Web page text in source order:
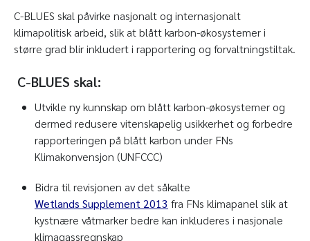
C-BLUES skal påvirke nasjonalt og internasjonalt
klimapolitisk arbeid, slik at blått karbon-økosystemer i
større grad blir inkludert i rapportering og forvaltningstiltak.
C-BLUES skal:
Utvikle ny kunnskap om blått karbon-økosystemer og
dermed redusere vitenskapelig usikkerhet og forbedre
rapporteringen på blått karbon under FNs
Klimakonvensjon (UNFCCC)
Bidra til revisjonen av det såkalte
Wetlands Supplement 2013 fra FNs klimapanel slik at
kystnære våtmarker bedre kan inkluderes i nasjonale
klimagassregnskap